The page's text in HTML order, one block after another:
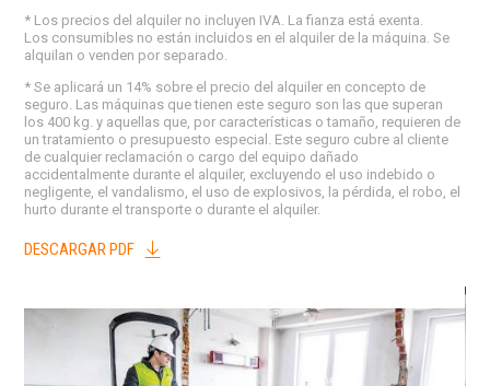
* Los precios del alquiler no incluyen IVA. La fianza está exenta.
Los consumibles no están incluidos en el alquiler de la máquina. Se
alquilan o venden por separado.
* Se aplicará un 14% sobre el precio del alquiler en concepto de
seguro. Las máquinas que tienen este seguro son las que superan
los 400 kg. y aquellas que, por características o tamaño, requieren de
un tratamiento o presupuesto especial. Este seguro cubre al cliente
de cualquier reclamación o cargo del equipo dañado
accidentalmente durante el alquiler, excluyendo el uso indebido o
negligente, el vandalismo, el uso de explosivos, la pérdida, el robo, el
hurto durante el transporte o durante el alquiler.
DESCARGAR PDF